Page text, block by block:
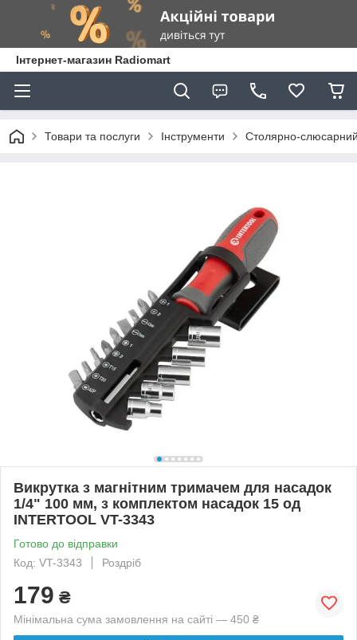
Інтернет-магазин Radiomart
Товари та послуги Інструменти Столярно-
Викрутка з магнітним тримачем для насадок
1/4" 100 мм, з комплектом насадок 15 од
INTERTOOL VT-3343
Готово до відправки
Код: VT-3343
Роздріб
179 ₴
Мінімальна сума замовлення на сайті — 450 ₴